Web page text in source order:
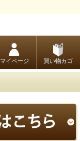
マイページ 買い物カゴ